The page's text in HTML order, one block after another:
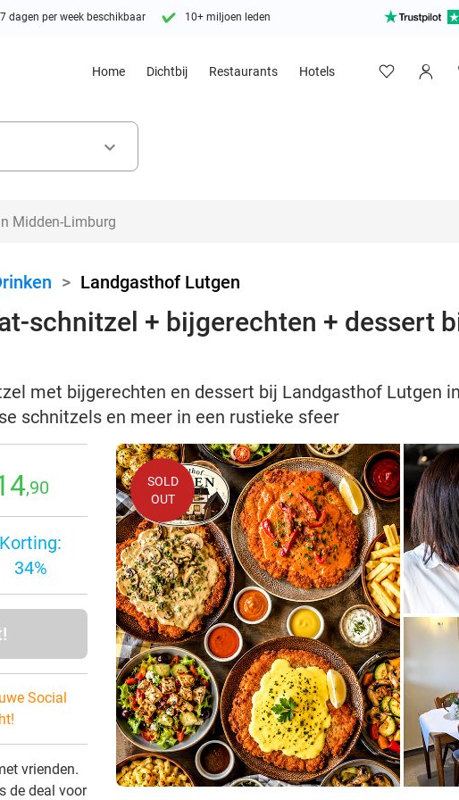
7 dagen per week beschikbaar 10+ miljoen leden
Home Dichtbij Restaurants Hotels
keyboard_arrow_down
> Landgasthof Lutgen
schnitzel + bijgerechten + dessert
met bijgerechten en dessert bij Landgasthof Lutgen
schnitzels en meer in een rustieke sfeer
,90
Korting:
34%
Social
vrienden.
de deal voor
SOLD
OUT